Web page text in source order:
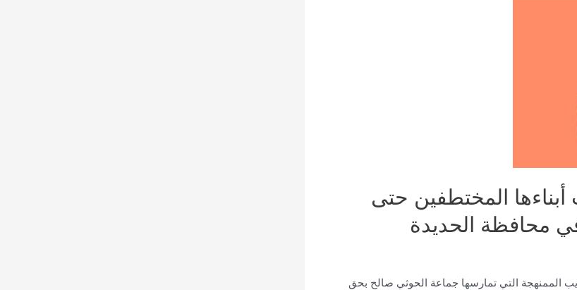
أبناءها المختطفين حتى
محافظة الحديدة
الممنهجة التي تمارسها جماعة الحوثي صالح بحق